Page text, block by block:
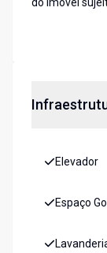
do imóvel
Elevador
Espaço